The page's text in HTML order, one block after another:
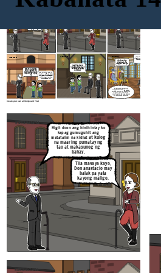
Create your own at Storyboard That
Sasama ba kayo sa
akin? ipaghahanda
kayo ng masarap na
hapunan ng inyong
ina
ayaw po kaming paalisin ng saktristan mayor pagkatapos daw po ng ikawalo at saka kami maka uuwi hihintain din po namin ang sahod upang may magasta si ina.
Mag iingat kayo,
huwag kayong lalapit
sa kampana kapag
kumikidlat
KABANATA 14
Hindi ba ninyo
dinamdam ang
nangyari sakanya
bakit hindi? ang sino may marapat
magtamo parusa o gantimpala ukol sa
kanyang ginawa at hindi dahil sa
Mabuti pa ang purgatoryo
sapagkat naalala ng mga buhay
ang mga patay na nag huhudyot sa
mga tao upang mamuhay ng
mabuti.ang tanging nag papasama
ay ang mga pagpapakalabis
Tila masaya kayo,
Don anastacio may
balak pa yata
kayong maligo.
Higit doon ang hinihintay ko
kapag gumuguhit ang
matatalim na kidlatat kulog
na maaring pumatay ng
tao at makasunog ng
bahay.
KABANATA 14
KABANATA 14
KABANATA 14